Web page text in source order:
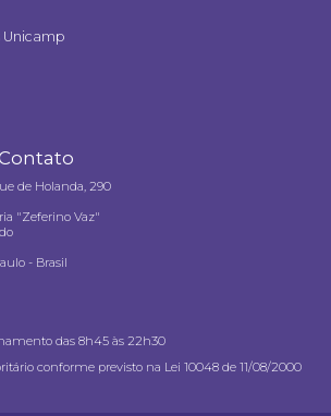
Unicamp
de Holanda, 290
"Zeferino Vaz"
- Brasil
das 8h45 às 22h30
conforme previsto na Lei 10048 de 11/08/2000